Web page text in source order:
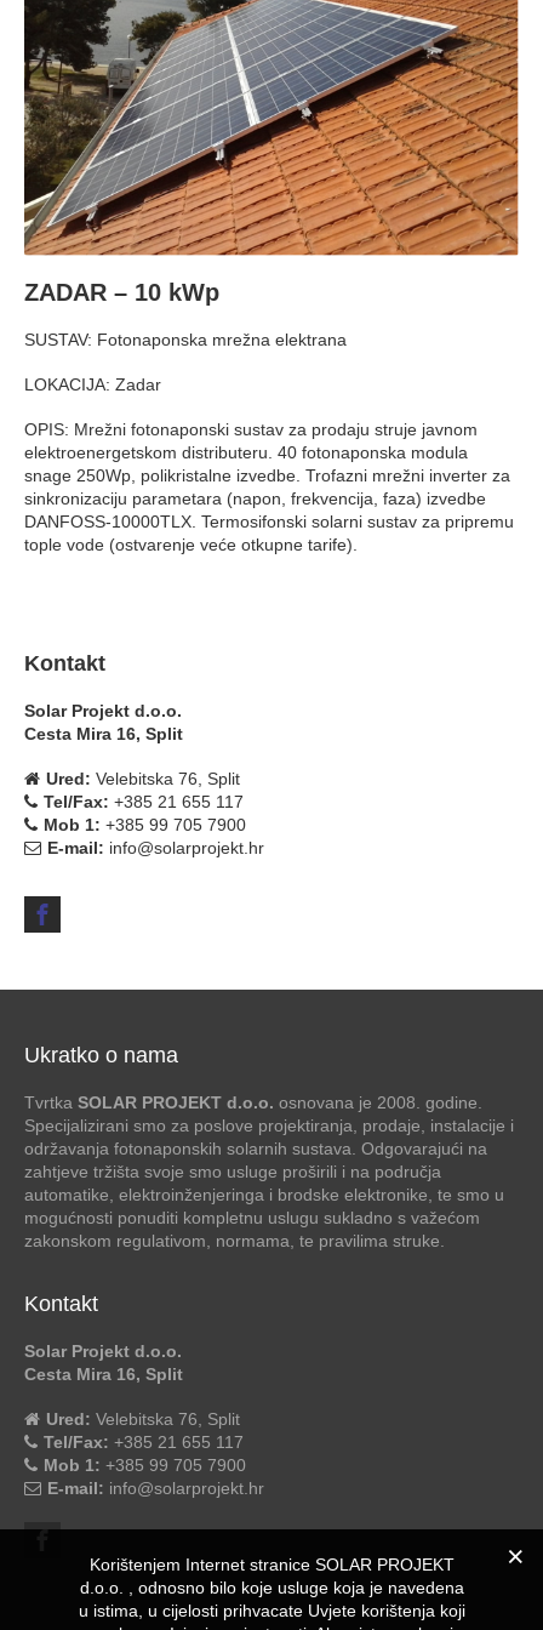
ZADAR – 10 kWp
SUSTAV: Fotonaponska mrežna elektrana
LOKACIJA: Zadar
OPIS: Mrežni fotonaponski sustav za prodaju struje javnom
elektroenergetskom distributeru. 40 fotonaponska modula
snage 250Wp, polikristalne izvedbe. Trofazni mrežni inverter za
sinkronizaciju parametara (napon, frekvencija, faza) izvedbe
DANFOSS-10000TLX. Termosifonski solarni sustav za pripremu
tople vode (ostvarenje veće otkupne tarife).
Kontakt
Solar Projekt d.o.o.
Cesta Mira 16, Split
Ured: Velebitska 76, Split
Tel/Fax: +385 21 655 117
Mob 1: +385 99 705 7900
E-mail: info@solarprojekt.hr
Ukratko o nama
Tvrtka SOLAR PROJEKT d.o.o. osnovana je 2008. godine.
Specijalizirani smo za poslove projektiranja, prodaje, instalacije i
održavanja fotonaponskih solarnih sustava. Odgovarajući na
zahtjeve tržišta svoje smo usluge proširili i na područja
automatike, elektroinženjeringa i brodske elektronike, te smo u
mogućnosti ponuditi kompletnu uslugu sukladno s važećom
zakonskom regulativom, normama, te pravilima struke.
Kontakt
Solar Projekt d.o.o.
Cesta Mira 16, Split
Ured: Velebitska 76, Split
Tel/Fax: +385 21 655 117
Mob 1: +385 99 705 7900
E-mail: info@solarprojekt.hr
Korištenjem Internet stranice SOLAR PROJEKT
d.o.o. , odnosno bilo koje usluge koja je navedena
u istima, u cijelosti prihvacate Uvjete korištenja koji